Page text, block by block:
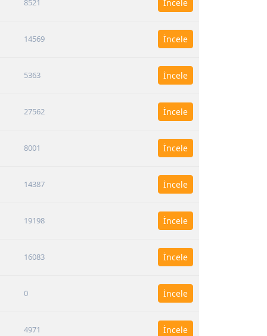
8521 İncele
14569 İncele
5363 İncele
27562 İncele
8001 İncele
14387 İncele
19198 İncele
16083 İncele
0 İncele
4971 İncele